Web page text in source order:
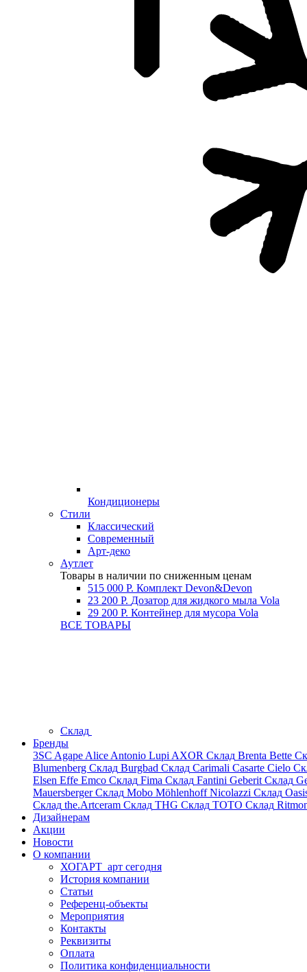
Кондиционеры
Стили
Классический
Современный
Арт-деко
Аутлет
Товары в наличии по сниженным ценам
515 000 Р. Комплект Devon&Devon
23 200 Р. Дозатор для жидкого мыла Vola
29 200 Р. Контейнер для мусора Vola
ВСЕ ТОВАРЫ
Склад
Бренды
3SC Agape Alice Antonio Lupi AXOR Склад Brenta Bette
Blumenberg Склад Burgbad Склад Carimali Casarte Cielo
Elsen Effe Emco Склад Fima Склад Fantini Geberit Склад
MauersbergerСклад Mobo MöhlenhoffNicolazzi Склад
Склад the.Artceram Склад THG Склад TOTO Склад
Дизайнерам
Акции
Новости
О компании
ХОГАРТ_арт сегодня
История компании
Статьи
Референц-объекты
Мероприятия
Контакты
Реквизиты
Оплата
Политика конфиденциальности